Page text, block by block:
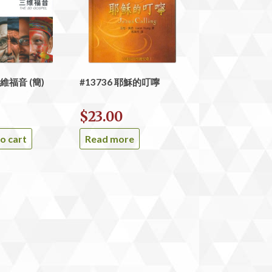
福音 (簡)
cart
#13736 耶穌的叮嚀
$23.00
Read more